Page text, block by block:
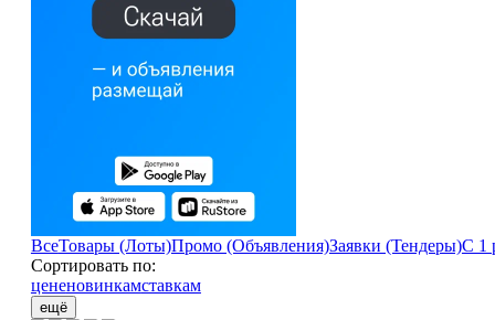
ВсеТовары (Лоты)Промо (Объявления)Заявки (Тендеры)С 1
Сортировать по:
цененовинкамставкам
ещё